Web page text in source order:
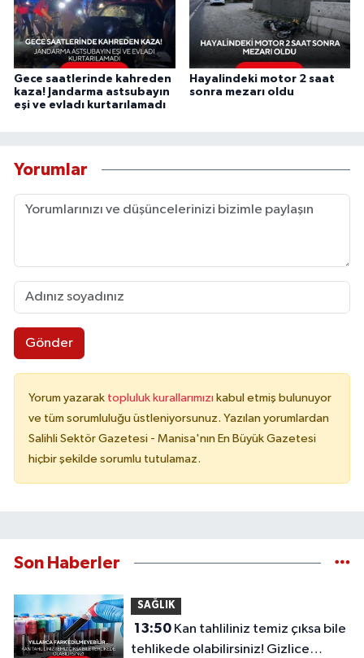
Gece saatlerinde kahreden
kaza! Jandarma astsubayın
eşi ve evladı kurtarılamadı
Hayalindeki motor 2 saat
sonra mezarı oldu
Yorumlar
Gönder
Yorum yazarak topluluk kurallarımızı kabul etmiş bulunuyor
ve tüm sorumluluğu üstleniyorsunuz. Yazılan yorumlardan
Salihli Sektör Gazetesi - Manisa'nın En Büyük Gazetesi
hiçbir şekilde sorumlu tutulamaz.
Son Haberler
SAĞLIK
13:50Kan tahliliniz temiz çıksa bile
tehlikede olabilirsiniz! Gizlice